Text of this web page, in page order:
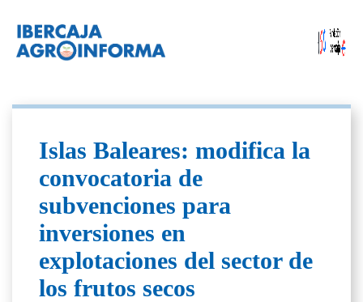
Islas Baleares: modifica la
convocatoria de
subvenciones para
inversiones en
explotaciones del sector de
los frutos secos